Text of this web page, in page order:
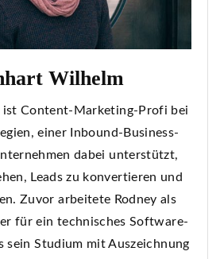
Wilhelm
ist Content-Marketing-Profi bei
einer Inbound-Business-
dabei unterstützt,
Leads zu konvertieren und
Zuvor arbeitete Rodney als
für ein technisches Software-
sein Studium mit Auszeichnung